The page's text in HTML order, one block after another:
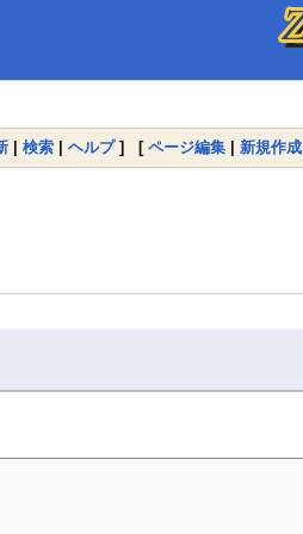
| 検索 | ヘルプ] [ ページ編集 | 新規作成